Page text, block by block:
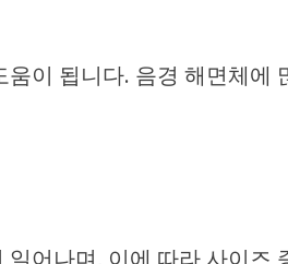
이 됩니다. 음경 해면체에
어나며, 이에 따라 사이즈